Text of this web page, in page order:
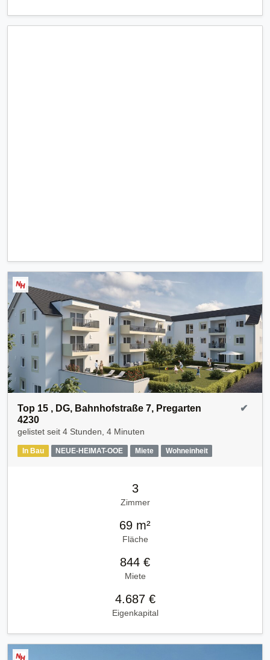
Top 15 , DG, Bahnhofstraße 7, Pregarten
4230
gelistet seit 4 Stunden, 4 Minuten
In Bau NEUE-HEIMAT-OOE Miete Wohneinheit
✔
3
Zimmer
69 m²
Fläche
844 €
Miete
4.687 €
Eigenkapital